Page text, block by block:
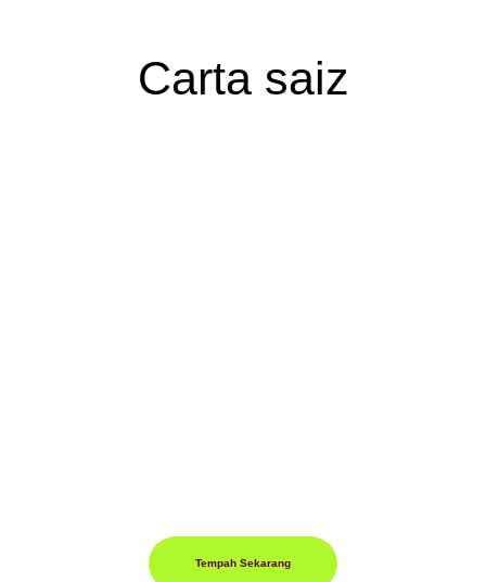
Carta saiz
Tempah Sekarang